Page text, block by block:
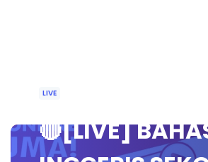
LIVE
🔴[LIVE]